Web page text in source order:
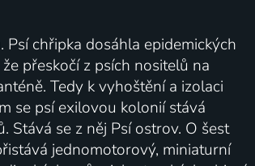
chřipka dosáhla epidemických
přeskočí z psích nositelů na
Tedy k vyhoštění a izolaci
se psí exilovou kolonií stává
Stává se z něj Psí ostrov. O šest
jednomotorový, miniaturní